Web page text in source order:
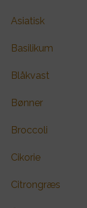
Asiatisk
Basilikum
Blåkvast
Bønner
Broccoli
Cikorie
Citrongræs